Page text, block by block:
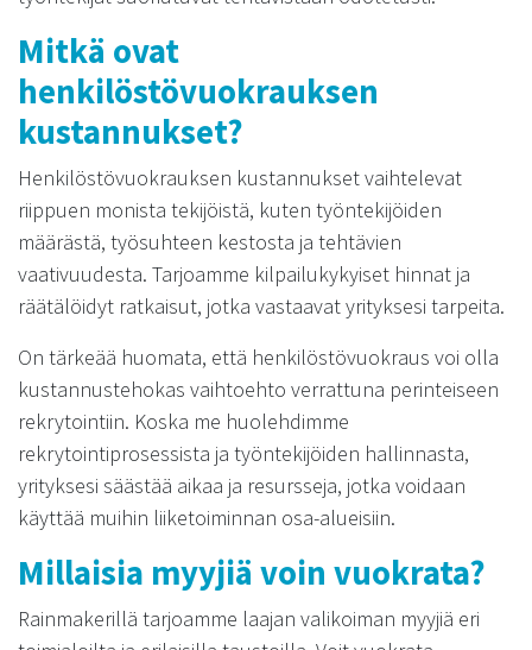
Mitkä ovat
henkilöstövuokrauksen
kustannukset?
Henkilöstövuokrauksen kustannukset vaihtelevat
riippuen monista tekijöistä, kuten työntekijöiden
määrästä, työsuhteen kestosta ja tehtävien
vaativuudesta. Tarjoamme kilpailukykyiset hinnat ja
räätälöidyt ratkaisut, jotka vastaavat yrityksesi tarpeita.
On tärkeää huomata, että henkilöstövuokraus voi olla
kustannustehokas vaihtoehto verrattuna perinteiseen
rekrytointiin. Koska me huolehdimme
rekrytointiprosessista ja työntekijöiden hallinnasta,
yrityksesi säästää aikaa ja resursseja, jotka voidaan
käyttää muihin liiketoiminnan osa-alueisiin.
Millaisia myyjiä voin vuokrata?
Rainmakerillä tarjoamme laajan valikoiman myyjiä eri